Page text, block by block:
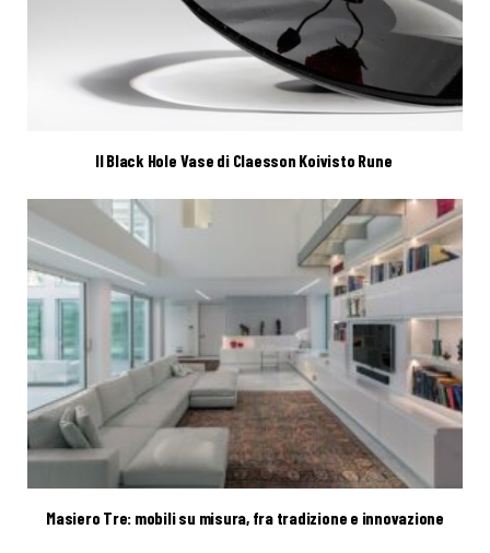
Il Black Hole Vase di Claesson Koivisto Rune
Masiero Tre: mobili su misura, fra tradizione e innovazione